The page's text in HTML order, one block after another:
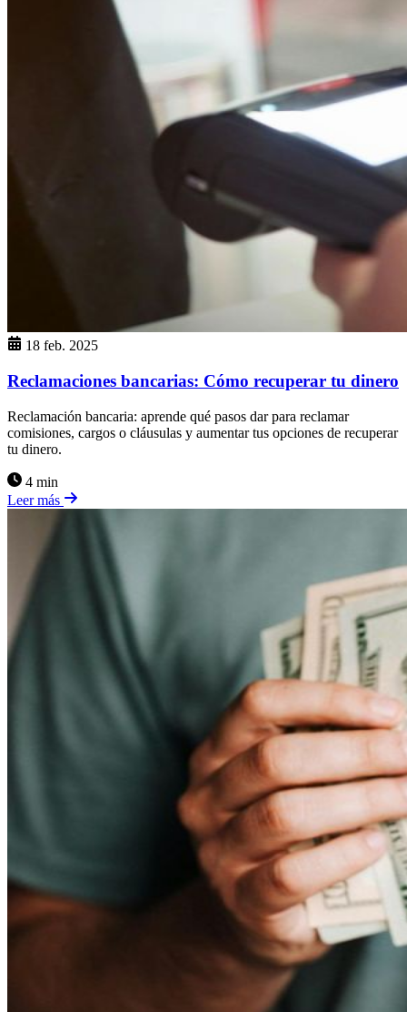
18 feb. 2025
Reclamaciones bancarias: Cómo recuperar tu dinero
Reclamación bancaria: aprende qué pasos dar para reclamar
comisiones, cargos o cláusulas y aumentar tus opciones de recuperar
tu dinero.
4 min
Leer más